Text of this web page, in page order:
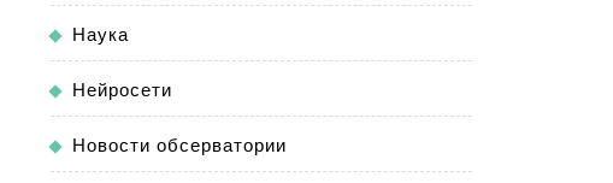
Наука
Нейросети
Новости обсерватории